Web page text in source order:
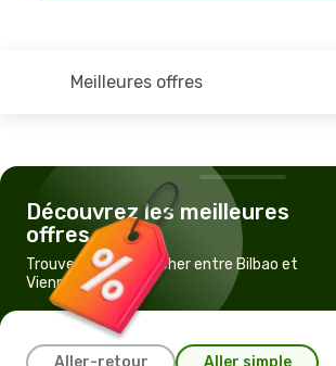
Meilleures offres
Découvrez les meilleures
offres
Trouvez un vol pas cher entre Bilbao et
Vienne
Aller-retour Aller simple